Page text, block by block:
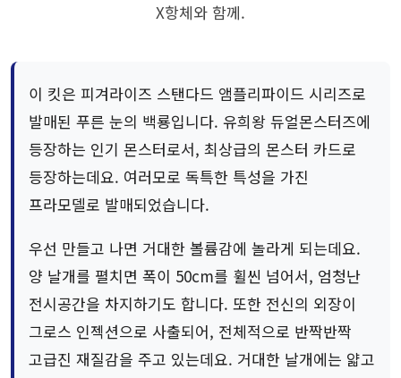
X항체와 함께.
이 킷은 피겨라이즈 스탠다드 앰플리파이드 시리즈로
발매된 푸른 눈의 백룡입니다. 유희왕 듀얼몬스터즈에
등장하는 인기 몬스터로서, 최상급의 몬스터 카드로
등장하는데요. 여러모로 독특한 특성을 가진
프라모델로 발매되었습니다.
우선 만들고 나면 거대한 볼륨감에 놀라게 되는데요.
양 날개를 펼치면 폭이 50cm를 휠씬 넘어서, 엄청난
전시공간을 차지하기도 합니다. 또한 전신의 외장이
그로스 인젝션으로 사출되어, 전체적으로 반짝반짝
고급진 재질감을 주고 있는데요. 거대한 날개에는 얇고